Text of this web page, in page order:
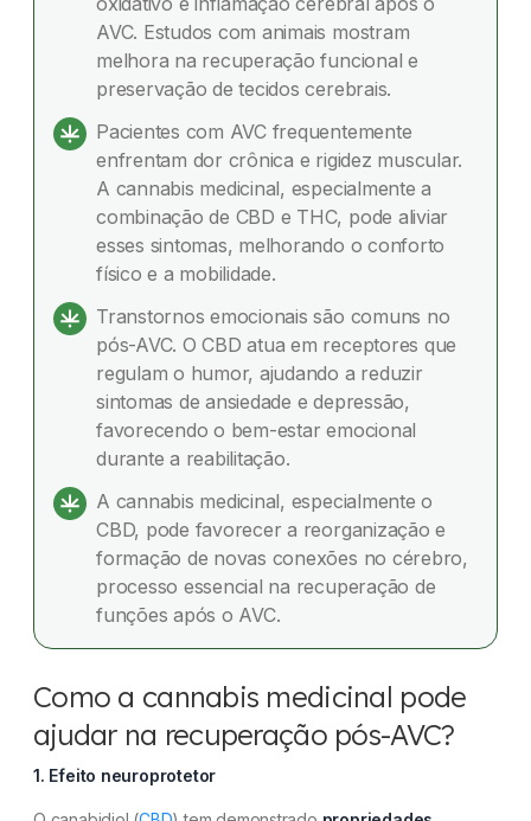
recuperação pós-AVC?
Efeitos colaterais da cannabis medicinal na
recuperação pós-AVC
Contraindicações e cuidados específicos
Importância do acompanhamento profissional
Dúvidas frequentes
AVC. Estudos com animais mostram
melhora na recuperação funcional e
preservação de tecidos cerebrais.
Pacientes com AVC frequentemente
enfrentam dor crônica e rigidez muscular.
A cannabis medicinal, especialmente a
combinação de CBD e THC, pode aliviar
esses sintomas, melhorando o conforto
físico e a mobilidade.
Transtornos emocionais são comuns no
pós-AVC. O CBD atua em receptores que
regulam o humor, ajudando a reduzir
sintomas de ansiedade e depressão,
favorecendo o bem-estar emocional
durante a reabilitação.
A cannabis medicinal, especialmente o
CBD, pode favorecer a reorganização e
formação de novas conexões no cérebro,
processo essencial na recuperação de
funções após o AVC.
Como a cannabis medicinal pode
ajudar na recuperação pós-AVC?
1. Efeito neuroprotetor